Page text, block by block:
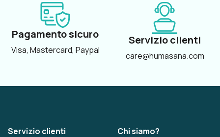
Pagamento sicuro
Visa, Mastercard, Paypal
Servizio clienti
care@humasana.com
Servizio clienti
Chi siamo?